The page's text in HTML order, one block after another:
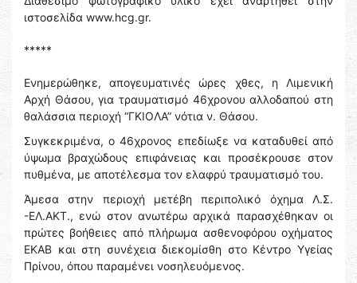
ιστοσελίδα www.hcg.gr.
*****
Ενημερώθηκε, απογευματινές ώρες χθες, η Λιμενική
Αρχή Θάσου, για τραυματισμό 46χρονου αλλοδαπού στη
θαλάσσια περιοχή “ΓΚΙΟΛΑ” νότια ν. Θάσου.
Συγκεκριμένα, ο 46χρονος επεδίωξε να καταδυθεί από
ύψωμα βραχώδους επιφάνειας και προσέκρουσε στον
πυθμένα, με αποτέλεσμα τον ελαφρύ τραυματισμό του.
Άμεσα στην περιοχή μετέβη περιπολικό όχημα Λ.Σ.
-ΕΛ.ΑΚΤ., ενώ στον ανωτέρω αρχικά παρασχέθηκαν οι
πρώτες βοήθειες από πλήρωμα ασθενοφόρου οχήματος
ΕΚΑΒ και στη συνέχεια διεκομίσθη στο Κέντρο Υγείας
Πρίνου, όπου παραμένει νοσηλευόμενος.